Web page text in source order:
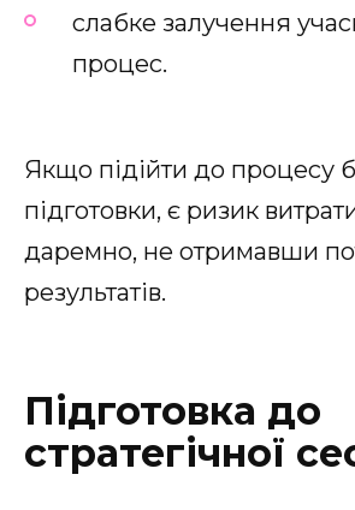
слабке залучення
процес.
Якщо підійти до процесу
підготовки, є ризик
даремно, не отримавши
результатів.
Підготовка до
стратегічної